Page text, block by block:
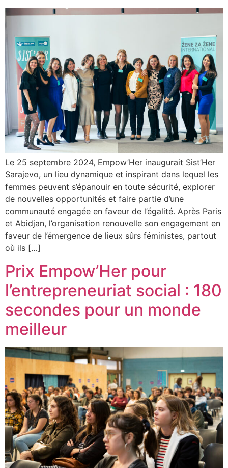
Le 25 septembre 2024, Empow’Her inaugurait Sist’Her
Sarajevo, un lieu dynamique et inspirant dans lequel les
femmes peuvent s’épanouir en toute sécurité, explorer
de nouvelles opportunités et faire partie d’une
communauté engagée en faveur de l’égalité. Après Paris
et Abidjan, l’organisation renouvelle son engagement en
faveur de l’émergence de lieux sûrs féministes, partout
où ils […]
Prix Empow’Her pour
l’entrepreneuriat social : 180
secondes pour un monde
meilleur